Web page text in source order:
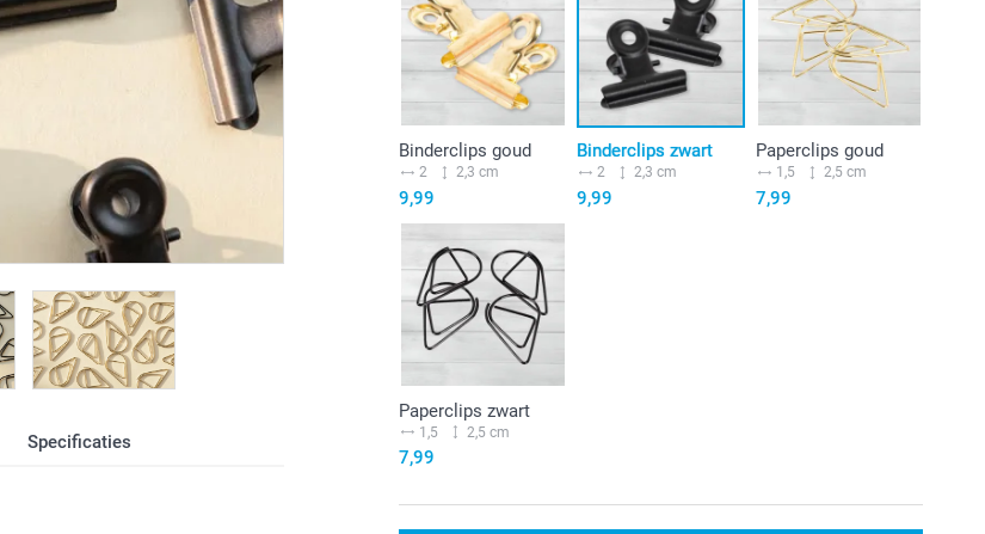
Specificaties
Binderclips goud
2 2,3 cm
9,99
Binderclips zwart
2 2,3 cm
9,99
Paperclips goud
1,5 2,5 cm
7,99
Paperclips zwart
1,5 2,5 cm
7,99